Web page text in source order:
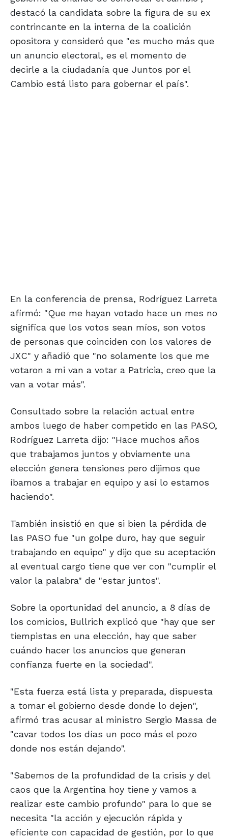
destacó la candidata sobre la figura de su ex
contrincante en la interna de la coalición
opositora y consideró que "es mucho más que
un anuncio electoral, es el momento de
decirle a la ciudadanía que Juntos por el
Cambio está listo para gobernar el país".
En la conferencia de prensa, Rodríguez Larreta
afirmó: "Que me hayan votado hace un mes no
significa que los votos sean míos, son votos
de personas que coinciden con los valores de
JXC" y añadió que "no solamente los que me
votaron a mi van a votar a Patricia, creo que la
van a votar más".
Consultado sobre la relación actual entre
ambos luego de haber competido en las PASO,
Rodríguez Larreta dijo: "Hace muchos años
que trabajamos juntos y obviamente una
elección genera tensiones pero dijimos que
íbamos a trabajar en equipo y así lo estamos
haciendo".
También insistió en que si bien la pérdida de
las PASO fue "un golpe duro, hay que seguir
trabajando en equipo" y dijo que su aceptación
al eventual cargo tiene que ver con "cumplir el
valor la palabra" de "estar juntos".
Sobre la oportunidad del anuncio, a 8 días de
los comicios, Bullrich explicó que "hay que ser
tiempistas en una elección, hay que saber
cuándo hacer los anuncios que generan
confianza fuerte en la sociedad".
"Esta fuerza está lista y preparada, dispuesta
a tomar el gobierno desde donde lo dejen",
afirmó tras acusar al ministro Sergio Massa de
"cavar todos los días un poco más el pozo
donde nos están dejando".
"Sabemos de la profundidad de la crisis y del
caos que la Argentina hoy tiene y vamos a
realizar este cambio profundo" para lo que se
necesita "la acción y ejecución rápida y
eficiente con capacidad de gestión, por lo que